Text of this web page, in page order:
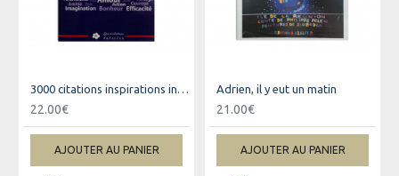
3000 citations inspirations inspirantes pour changer votre vie
22.00€
AJOUTER AU PANIER
Adrien, il y eut un matin
21.00€
AJOUTER AU PANIER